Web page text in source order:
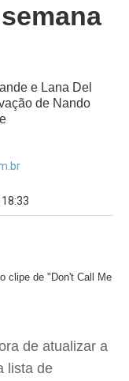
e Lana Del
de Nando
clipe de "Don't Call Me
de atualizar a
lista de